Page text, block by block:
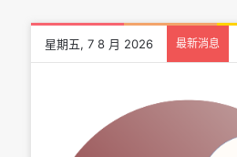
星期五, 7 8 月 2026 最新消息